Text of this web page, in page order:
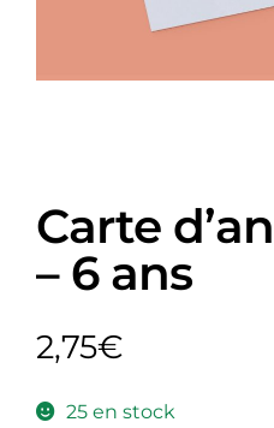
Carte
– 6 ans
2,75€
25 en stock